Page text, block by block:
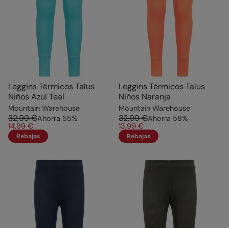
Leggins Térmicos Talus
Niños Azul Teal
Mountain Warehouse
32,99 €Ahorra 55%
14,99 €
Rebajas
Leggins Térmicos Talus
Niños Naranja
Mountain Warehouse
32,99 €Ahorra 58%
13,99 €
Rebajas